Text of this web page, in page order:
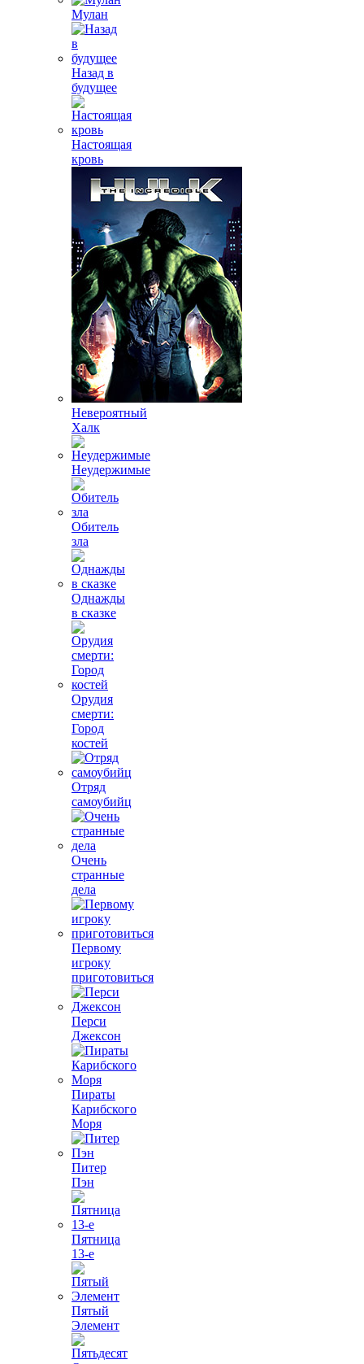
Мулан
Назад в
будущее
Настоящая
кровь
Невероятный
Халк
Неудержимые
Обитель
зла
Однажды
в сказке
Орудия
смерти:
Город
костей
Отряд
самоубийц
Очень
странные
дела
Первому
игроку
приготовиться
Перси
Джексон
Пираты
Карибского
Моря
Питер
Пэн
Пятница
13-е
Пятый
Элемент